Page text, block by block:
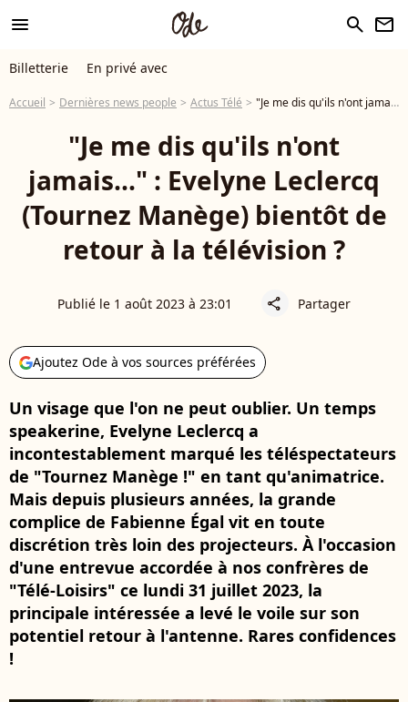
menu search newsletter
Billetterie En privé avec
Accueil Dernières news people Actus Télé "Je me dis qu'ils n'ont jamais..." : Evelyne Leclercq (Tournez Manège) bientôt de retour à la télévision ?
"Je me dis qu'ils n'ont
jamais..." : Evelyne Leclercq
(Tournez Manège) bientôt de
retour à la télévision ?
Publié le 1 août 2023 à 23:01 share Partager
Ajoutez Ode à vos sources préférées
Un visage que l'on ne peut oublier. Un temps
speakerine, Evelyne Leclercq a
incontestablement marqué les téléspectateurs
de "Tournez Manège !" en tant qu'animatrice.
Mais depuis plusieurs années, la grande
complice de Fabienne Égal vit en toute
discrétion très loin des projecteurs. À l'occasion
d'une entrevue accordée à nos confrères de
"Télé-Loisirs" ce lundi 31 juillet 2023, la
principale intéressée a levé le voile sur son
potentiel retour à l'antenne. Rares confidences
!